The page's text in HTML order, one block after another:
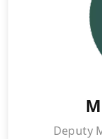
Deputy